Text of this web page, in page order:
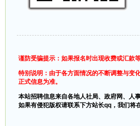
谨防受骗提示：如果报名时出现收费或汇款
特别说明：由于各方面情况的不断调整与变
正式信息为准。
本站招聘信息来自各地人社局、政府网、人
如果有侵犯版权请联系下方站长qq，我们将